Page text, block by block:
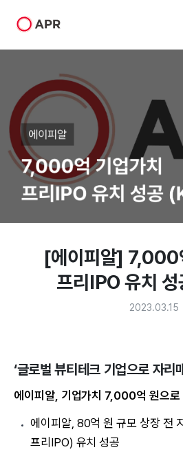
[에이피알] 7,000
프리IPO 유치
2023.03.15
‘글로벌 뷰티테크 기업으로 자리
에이피알, 기업가치 7,000억 원으로
에이피알, 80억 원 규모 상장 전
프리IPO) 유치 성공